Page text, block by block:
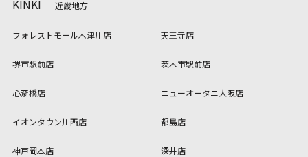
KINKI 近畿地方
フォレストモール木津川店 天王寺店
堺市駅前店 茨木市駅前店
心斎橋店 ニューオータニ大阪店
イオンタウン川西店 都島店
神戸岡本店 深井店